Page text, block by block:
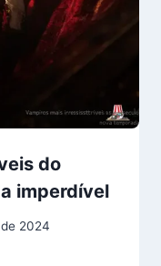
do
imperdível
2024